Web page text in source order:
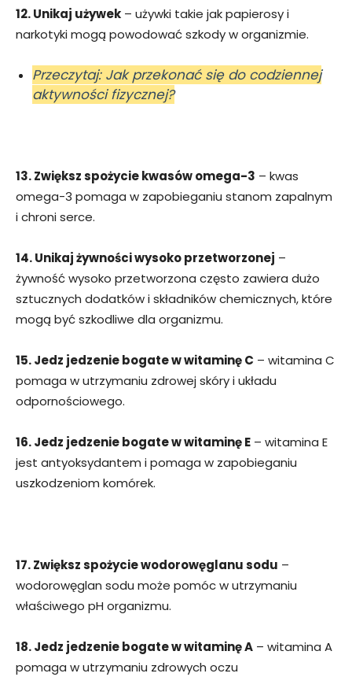
12. Unikaj używek – używki takie jak papierosy i
narkotyki mogą powodować szkody w organizmie.
Przeczytaj: Jak przekonać się do codziennej
aktywności fizycznej?
13. Zwiększ spożycie kwasów omega-3 – kwas
omega-3 pomaga w zapobieganiu stanom zapalnym
i chroni serce.
14. Unikaj żywności wysoko przetworzonej –
żywność wysoko przetworzona często zawiera dużo
sztucznych dodatków i składników chemicznych, które
mogą być szkodliwe dla organizmu.
15. Jedz jedzenie bogate w witaminę C – witamina C
pomaga w utrzymaniu zdrowej skóry i układu
odpornościowego.
16. Jedz jedzenie bogate w witaminę E – witamina E
jest antyoksydantem i pomaga w zapobieganiu
uszkodzeniom komórek.
17. Zwiększ spożycie wodorowęglanu sodu –
wodorowęglan sodu może pomóc w utrzymaniu
właściwego pH organizmu.
18. Jedz jedzenie bogate w witaminę A – witamina A
pomaga w utrzymaniu zdrowych oczu